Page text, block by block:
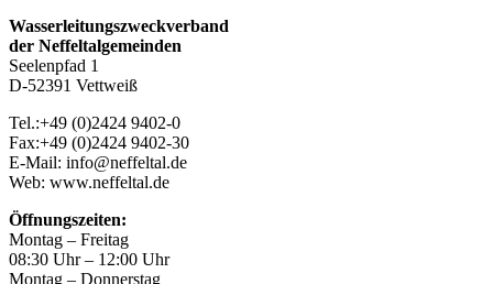
Wasserleitungszweckverband
der Neffeltalgemeinden
Seelenpfad 1
D-52391 Vettweiß
Tel.:+49 (0)2424 9402-0
Fax:+49 (0)2424 9402-30
E-Mail: info@neffeltal.de
Web: www.neffeltal.de
Öffnungszeiten:
Montag – Freitag
08:30 Uhr – 12:00 Uhr
Montag – Donnerstag